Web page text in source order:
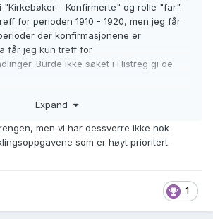
"Kirkebøker - Konfirmerte" og rolle "far".
for perioden 1910 - 1920, men jeg får
der konfirmasjonene er
får jeg kun treff for
Burde ikke søket i Histreg gi de
det er en feil i søkestrengen.
Expand
men vi har dessverre ikke nok
som er høyt prioritert.
1